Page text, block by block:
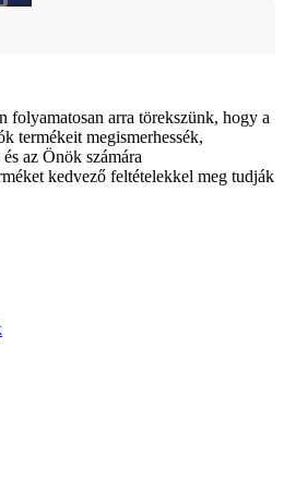
folyamatosan arra törekszünk, hogy a
termékeit megismerhessék,
az Önök számára
kedvező feltételekkel meg tudják